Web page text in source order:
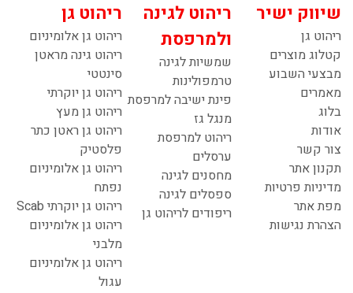
שיווק ישיר
ריהוט גן
קטלוג מוצרים
מבצעי השבוע
מאמרים
בלוג
אודות
צור קשר
תקנון אתר
מדיניות פרטיות
מפת אתר
הצהרת נגישות
ריהוט לגינה
ולמרפסת
שמשיות לגינה
טרמפולינות
פינת ישיבה למרפסת
מנגל גז
ריהוט למרפסת
ערסלים
מחסנים לגינה
ספסלים לגינה
ריפודים לריהוט גן
ריהוט גן
ריהוט גן אלומיניום
ריהוט גינה מראטן
סינטטי
ריהוט גן יוקרתי
ריהוט גן מעץ
ריהוט גן ראטן כתר
פלסטיק
ריהוט גן אלומיניום
נפתח
ריהוט גן יוקרתי Scab
ריהוט גן אלומיניום
מלבני
ריהוט גן אלומיניום
עגול